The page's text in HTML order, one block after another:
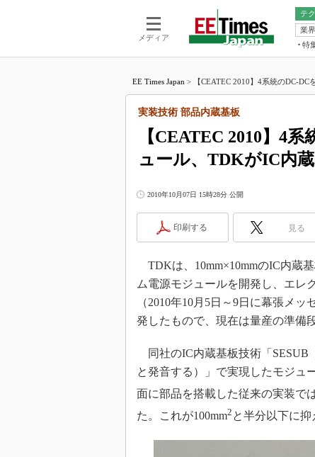
メディア
テ
電池／エネル
業
特
福田昭
大山聡
大原雄
ック
世界を
踊るバ
この10
で起こ
製品分
光伝送
改革、
イノベ
JASA
IHSア
「英語
EE Times Japan > 【CEATEC 2010】4系統のDC-DC
【CEATEC 2010】4
ュール、TDKがIC内
実装技術 部品内蔵基板
2010年10月07日 15時28分 公開
印刷する 見る
TDKは、10mm×10mmのIC内蔵
ム電源モジュールを開発し、エレ
（2010年10月5日～9日に幕張メッ
発したもので、現在は量産の準備
同社のIC内蔵基板技術「SESUB
と発音する）」で実現したモジュ
面に部品を搭載した従来の実装で
た。これが100mm2 と半分以下に抑